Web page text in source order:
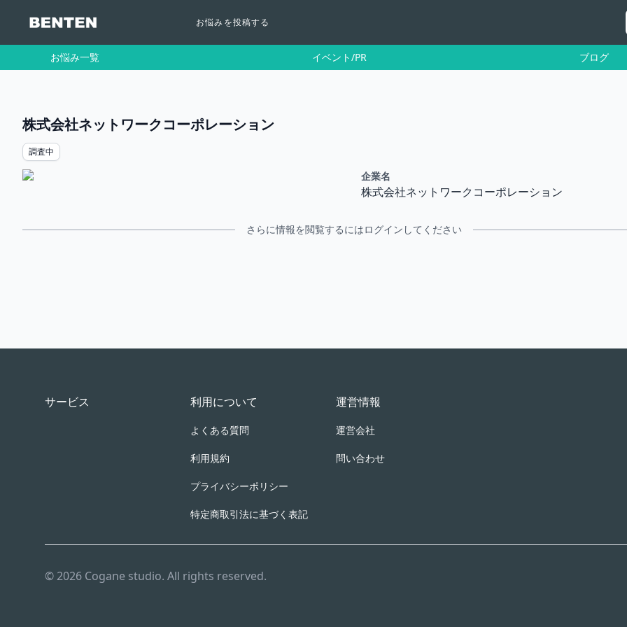
お悩みを投稿する
お悩み一覧 イベント/PR ブログ
株式会社ネットワークコーポレーション
調査中
企業名
株式会社ネットワークコーポレーション
さらに情報を閲覧するにはログインしてください
サービス 利用について
よくある質問
利用規約
プライバシーポリシー
特定商取引法に基づく表記
運営情報
運営会社
問い合わせ
© 2026 Cogane studio. All rights reserved.